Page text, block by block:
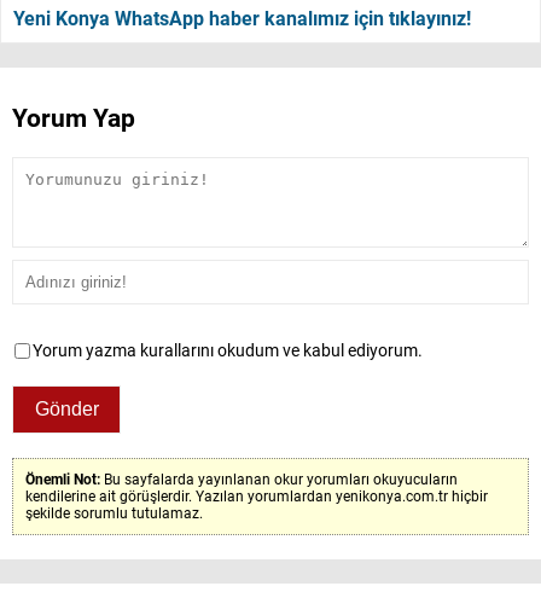
Yeni Konya WhatsApp haber kanalımız için tıklayınız!
Yorum Yap
Yorum yazma kurallarını okudum ve kabul ediyorum.
Önemli Not: Bu sayfalarda yayınlanan okur yorumları okuyucuların
kendilerine ait görüşlerdir. Yazılan yorumlardan yenikonya.com.tr hiçbir
şekilde sorumlu tutulamaz.